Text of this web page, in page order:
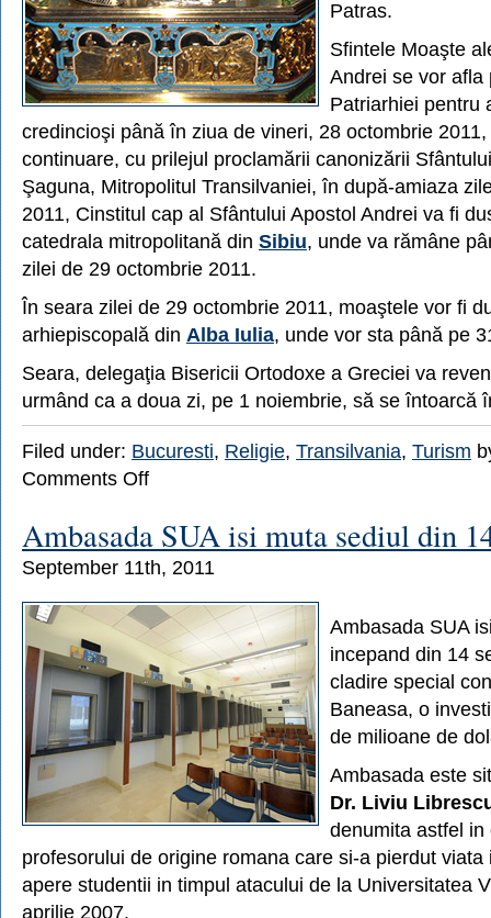
Patras.
Sfintele Moaşte
Andrei se vor afla
Patriarhiei pentru
credincioşi până în ziua de vineri, 28 octombrie
continuare, cu prilejul proclamării canonizării
Şaguna, Mitropolitul Transilvaniei, în după-amiaza
2011, Cinstitul cap al Sfântului Apostol Andrei va fi
catedrala mitropolitană din Sibiu, unde va rămâne
zilei de 29 octombrie 2011.
În seara zilei de 29 octombrie 2011, moaştele vor fi
arhiepiscopală din Alba Iulia, unde vor sta până pe
Seara, delegaţia Bisericii Ortodoxe a Greciei va
urmând ca a doua zi, pe 1 noiembrie, să se întoarcă
Filed under: Bucuresti, Religie, Transilvania, Turism
Comments Offon
Andrei
va
fi
din
Grecia
in
Bucuresti
Ambasada SUA isi muta sediul din
September 11th, 2011
Ambasada SUA
incepand din 14
cladire special
Baneasa, o
de milioane de
Ambasada este
Dr. Liviu
denumita astfel in
profesorului de origine romana care si-a pierdut viata
apere studentii in timpul atacului de la Universitatea
aprilie 2007.